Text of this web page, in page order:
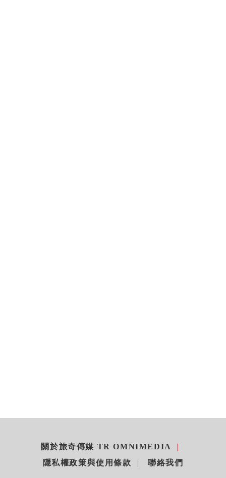
關於旅奇傳媒 TR OMNIMEDIA
隱私權政策與使用條款
聯絡我們